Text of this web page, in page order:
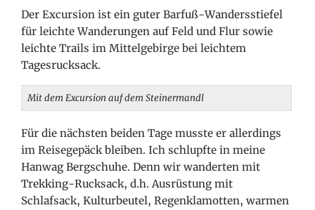
Der Excursion ist ein guter Barfuß-Wandersstiefel
für leichte Wanderungen auf Feld und Flur sowie
leichte Trails im Mittelgebirge bei leichtem
Tagesrucksack.
Mit dem Excursion auf dem Steinermandl
Für die nächsten beiden Tage musste er allerdings
im Reisegepäck bleiben. Ich schlupfte in meine
Hanwag Bergschuhe. Denn wir wanderten mit
Trekking-Rucksack, d.h. Ausrüstung mit
Schlafsack, Kulturbeutel, Regenklamotten, warmen